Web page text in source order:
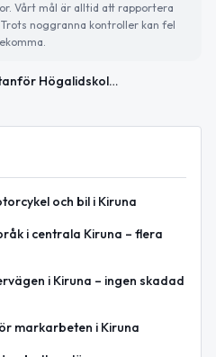
Vårt mål är alltid att rapportera
noggranna kontroller kan fel
Incident utanför Högalidskolan i Kiruna – skolan inrymd under kort tid
och bil i Kiruna
i centrala Kiruna – flera
i Kiruna – ingen skadad
markarbeten i Kiruna